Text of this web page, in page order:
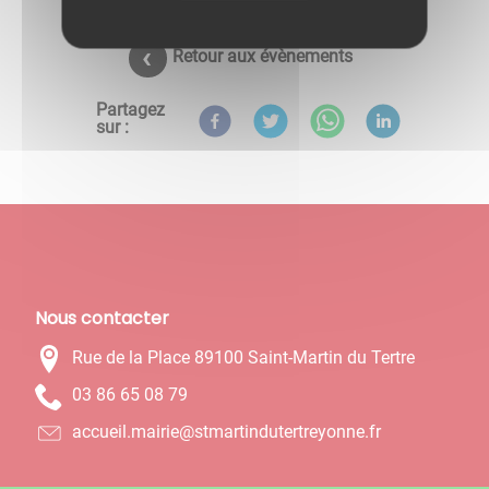
Retour aux évènements
Partagez
sur :
Nous contacter
Rue de la Place 89100 Saint-Martin du Tertre
97 80 56 68 30
rf.ennoyertretudnitramts@eiriam.lieucca